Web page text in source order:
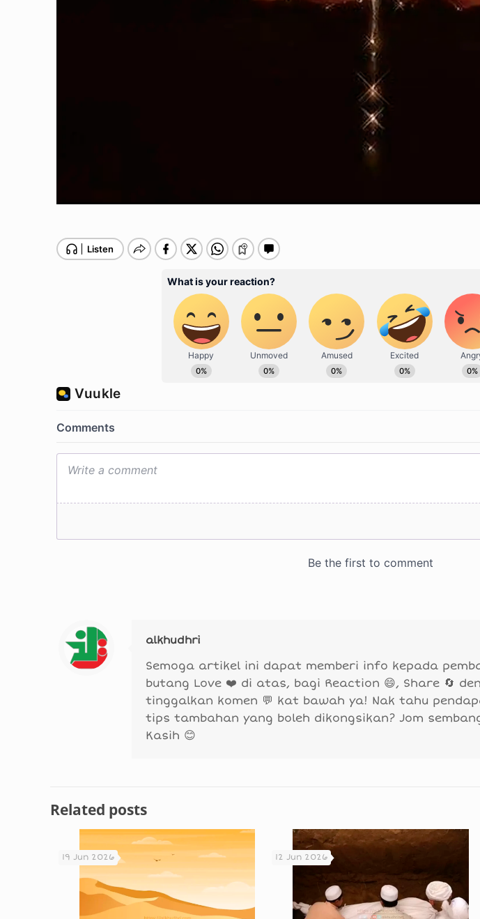
alkhudhri
Semoga artikel ini dapat memberi info kepada
butang Love ❤️ di atas, bagi Reaction 😄, Share 🔄
tinggalkan komen 💬 kat bawah ya! Nak tahu
tips tambahan yang boleh dikongsikan? Jom
Kasih 😊
Related posts
19 Jun 2026 12 Jun 2026